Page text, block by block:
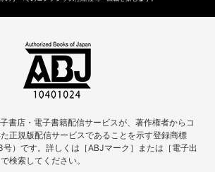
書店・電子書籍配信サービスが、著作権者からコ
正規版配信サービスであることを示す登録商標
号）です。詳しくは［ABJマーク］または［電子出
検索してください。